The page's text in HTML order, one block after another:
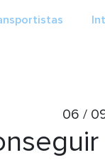
06 /